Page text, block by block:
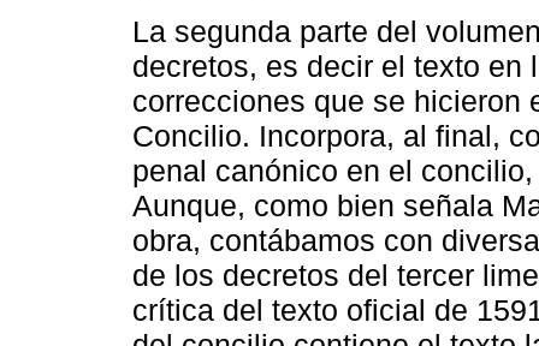
La segunda parte del
decretos, es decir el texto
correcciones que se hicieron
Concilio. Incorpora, al final,
penal canónico en el
Aunque, como bien señala
obra, contábamos con
de los decretos del tercer
crítica del texto oficial de